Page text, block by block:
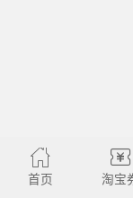
首页 淘宝